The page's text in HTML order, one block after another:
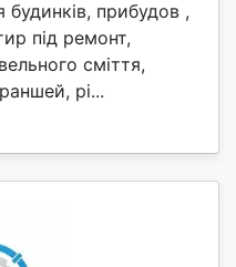
будинків, прибудов ,
під ремонт,
сміття,
рі...